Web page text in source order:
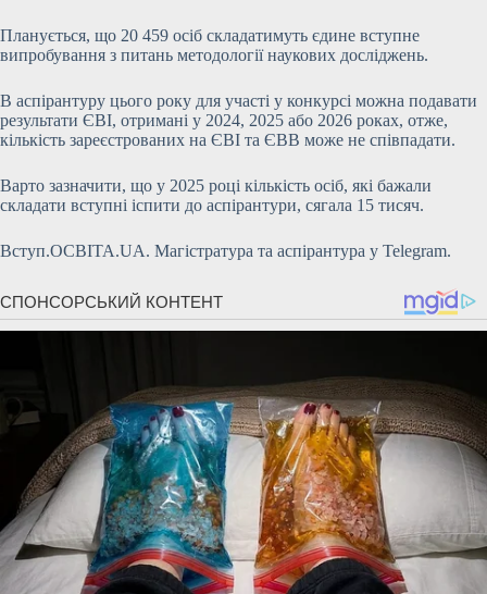
Планується, що 20 459 осіб складатимуть єдине вступне
випробування з питань методології наукових досліджень.
В аспірантуру цього року для участі у конкурсі можна подавати
результати ЄВІ, отримані у 2024, 2025 або 2026 роках, отже,
кількість зареєстрованих на ЄВІ та ЄВВ може не співпадати.
Варто зазначити, що у 2025 році кількість осіб, які бажали
складати вступні іспити до аспірантури, сягала 15 тисяч.
Вступ.ОСВІТА.UA. Магістратура та аспірантура у Telegram.